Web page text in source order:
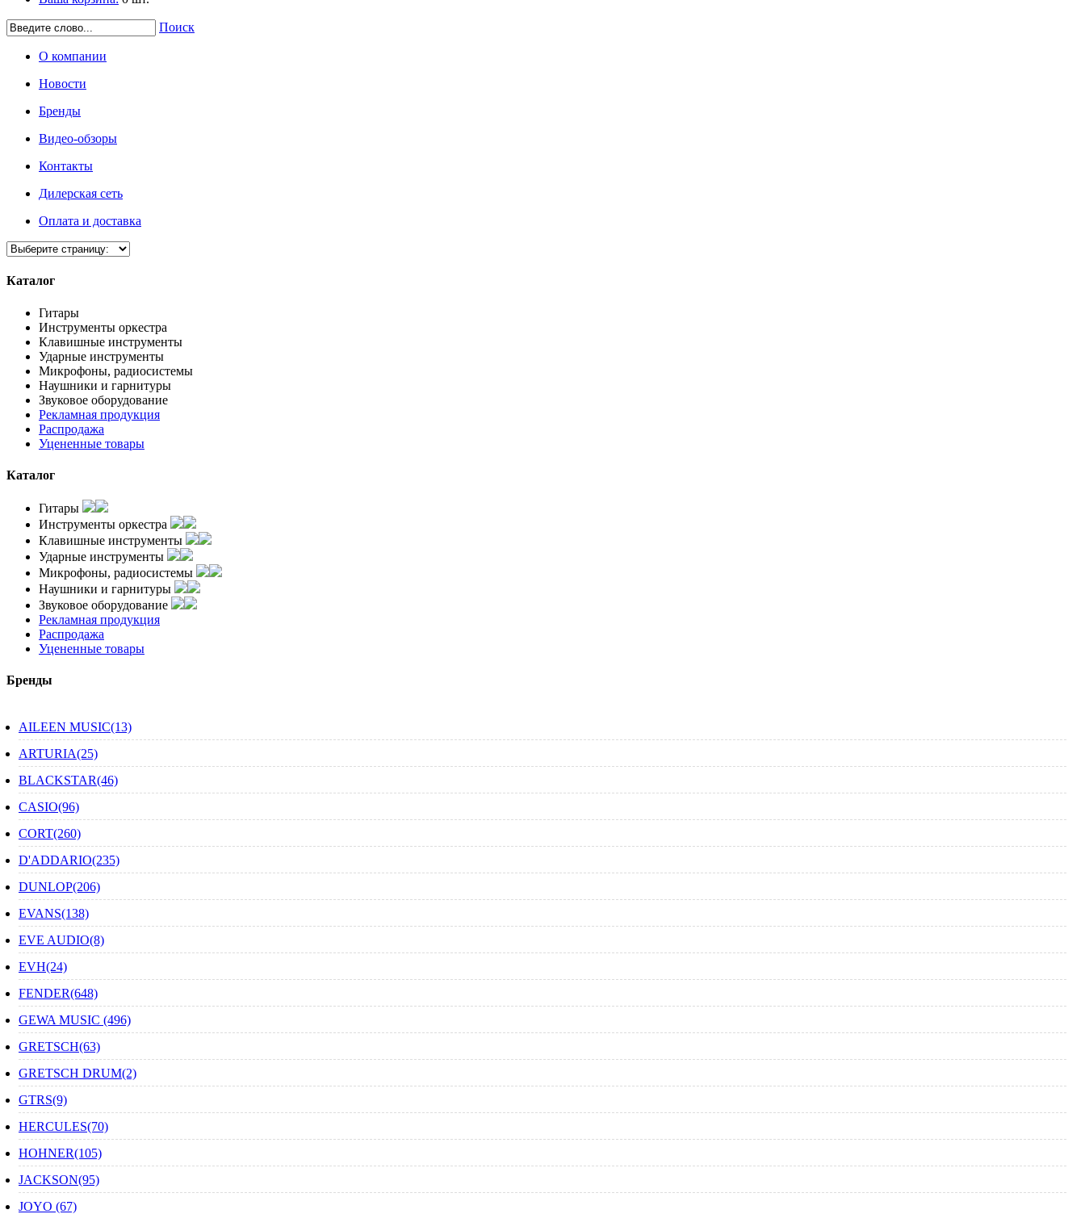
Поиск
О компании
Новости
Бренды
Видео-обзоры
Контакты
Дилерская сеть
Оплата и доставка
Каталог
Гитары
Инструменты оркестра
Клавишные инструменты
Ударные инструменты
Микрофоны, радиосистемы
Наушники и гарнитуры
Звуковое оборудование
Рекламная продукция
Распродажа
Уцененные товары
Каталог
Гитары
Инструменты оркестра
Клавишные инструменты
Ударные инструменты
Микрофоны, радиосистемы
Наушники и гарнитуры
Звуковое оборудование
Рекламная продукция
Распродажа
Уцененные товары
Бренды
AILEEN MUSIC(13)
ARTURIA(25)
BLACKSTAR(46)
CASIO(96)
CORT(260)
D'ADDARIO(235)
DUNLOP(206)
EVANS(138)
EVE AUDIO(8)
EVH(24)
FENDER(648)
GEWA MUSIC (496)
GRETSCH(63)
GRETSCH DRUM(2)
GTRS(9)
HERCULES(70)
HOHNER(105)
JACKSON(95)
JOYO (67)